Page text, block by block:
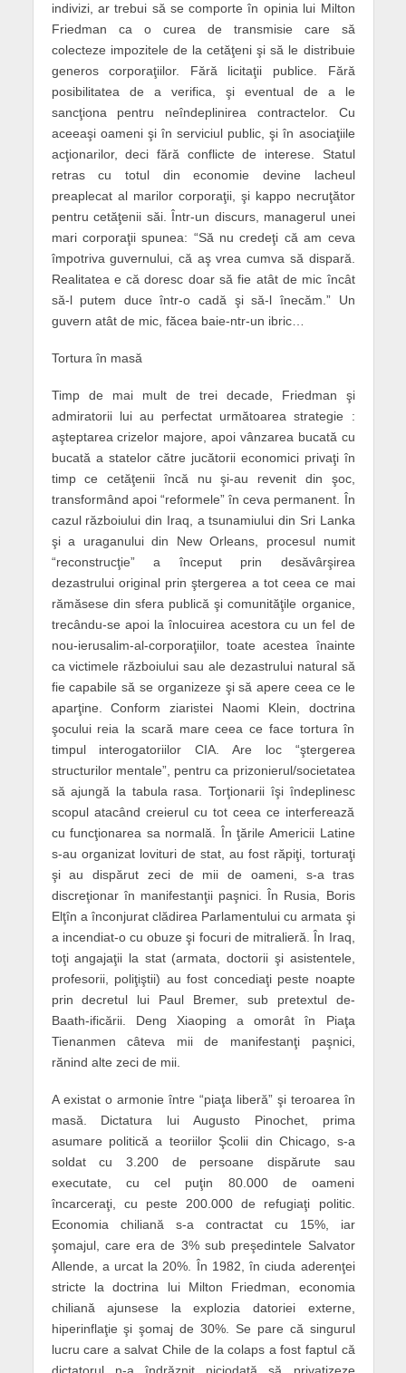
indivizi, ar trebui să se comporte în opinia lui Milton
Friedman ca o curea de transmisie care să
colecteze impozitele de la cetăţeni şi să le distribuie
generos corporaţiilor. Fără licitaţii publice. Fără
posibilitatea de a verifica, şi eventual de a le
sancţiona pentru neîndeplinirea contractelor. Cu
aceeaşi oameni şi în serviciul public, şi în asociaţiile
acţionarilor, deci fără conflicte de interese. Statul
retras cu totul din economie devine lacheul
preaplecat al marilor corporaţii, şi kappo necruţător
pentru cetăţenii săi. Într-un discurs, managerul unei
mari corporaţii spunea: “Să nu credeţi că am ceva
împotriva guvernului, că aş vrea cumva să dispară.
Realitatea e că doresc doar să fie atât de mic încât
să-l putem duce într-o cadă şi să-l înecăm.” Un
guvern atât de mic, făcea baie-ntr-un ibric…
Tortura în masă
Timp de mai mult de trei decade, Friedman şi
admiratorii lui au perfectat următoarea strategie :
aşteptarea crizelor majore, apoi vânzarea bucată cu
bucată a statelor către jucătorii economici privaţi în
timp ce cetăţenii încă nu şi-au revenit din şoc,
transformând apoi “reformele” în ceva permanent. În
cazul războiului din Iraq, a tsunamiului din Sri Lanka
şi a uraganului din New Orleans, procesul numit
“reconstrucţie” a început prin desăvârşirea
dezastrului original prin ştergerea a tot ceea ce mai
rămăsese din sfera publică şi comunităţile organice,
trecându-se apoi la înlocuirea acestora cu un fel de
nou-ierusalim-al-corporaţiilor, toate acestea înainte
ca victimele războiului sau ale dezastrului natural să
fie capabile să se organizeze şi să apere ceea ce le
aparţine. Conform ziaristei Naomi Klein, doctrina
şocului reia la scară mare ceea ce face tortura în
timpul interogatoriilor CIA. Are loc “ştergerea
structurilor mentale”, pentru ca prizonierul/societatea
să ajungă la tabula rasa. Torţionarii îşi îndeplinesc
scopul atacând creierul cu tot ceea ce interferează
cu funcţionarea sa normală. În ţările Americii Latine
s-au organizat lovituri de stat, au fost răpiţi, torturaţi
şi au dispărut zeci de mii de oameni, s-a tras
discreţionar în manifestanţii paşnici. În Rusia, Boris
Elţîn a înconjurat clădirea Parlamentului cu armata şi
a incendiat-o cu obuze şi focuri de mitralieră. În Iraq,
toţi angajaţii la stat (armata, doctorii şi asistentele,
profesorii, poliţiştii) au fost concediaţi peste noapte
prin decretul lui Paul Bremer, sub pretextul de-
Baath-ificării. Deng Xiaoping a omorât în Piaţa
Tienanmen câteva mii de manifestanţi paşnici,
rănind alte zeci de mii.
A existat o armonie între “piaţa liberă” şi teroarea în
masă. Dictatura lui Augusto Pinochet, prima
asumare politică a teoriilor Şcolii din Chicago, s-a
soldat cu 3.200 de persoane dispărute sau
executate, cu cel puţin 80.000 de oameni
încarceraţi, cu peste 200.000 de refugiaţi politic.
Economia chiliană s-a contractat cu 15%, iar
şomajul, care era de 3% sub preşedintele Salvator
Allende, a urcat la 20%. În 1982, în ciuda aderenţei
stricte la doctrina lui Milton Friedman, economia
chiliană ajunsese la explozia datoriei externe,
hiperinflaţie şi şomaj de 30%. Se pare că singurul
lucru care a salvat Chile de la colaps a fost faptul că
dictatorul n-a îndrăznit niciodată să privatizeze